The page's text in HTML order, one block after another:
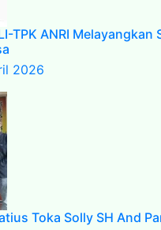
TPK ANRI
2026
Toka Solly SH And